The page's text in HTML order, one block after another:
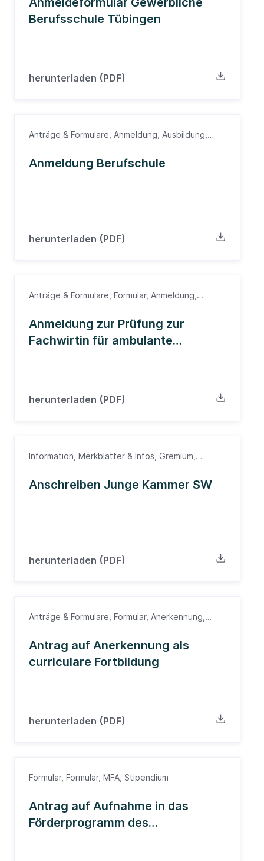
Berufsschule Tübingen
herunterladen (PDF)
Anträge & Formulare, Anmeldung, Ausbildung,
Anmeldung Berufschule
herunterladen (PDF)
Anträge & Formulare, Formular, Anmeldung,
Anmeldung zur Prüfung zur
Fachwirtin für ambulante
herunterladen (PDF)
Information, Merkblätter & Infos, Gremium,
Anschreiben Junge Kammer SW
herunterladen (PDF)
Anträge & Formulare, Formular, Anerkennung,
Antrag auf Anerkennung als
curriculare Fortbildung
herunterladen (PDF)
Formular, Formular, MFA, Stipendium
Antrag auf Aufnahme in das
Förderprogramm des